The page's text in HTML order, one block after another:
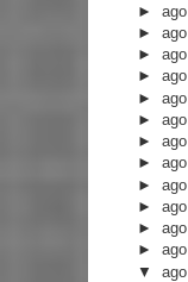
►
►
►
►
►
►
►
►
►
►
►
►
▼